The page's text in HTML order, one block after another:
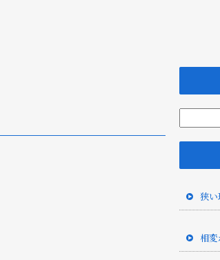
狭い
相変